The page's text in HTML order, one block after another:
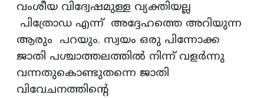
വംശീയ വിദ്വേഷമുള്ള വ്യക്തിയല്ല
പിത്രോഡ എന്ന് അദ്ദേഹത്തെ അറിയുന്ന
ആരും പറയും. സ്വയം ഒരു പിന്നോക്ക
ജാതി പശ്ചാത്തലത്തിൽ നിന്ന് വളർന്നു
വന്നതുകൊണ്ടുതന്നെ ജാതി
വിവേചനത്തിൻ്റെ